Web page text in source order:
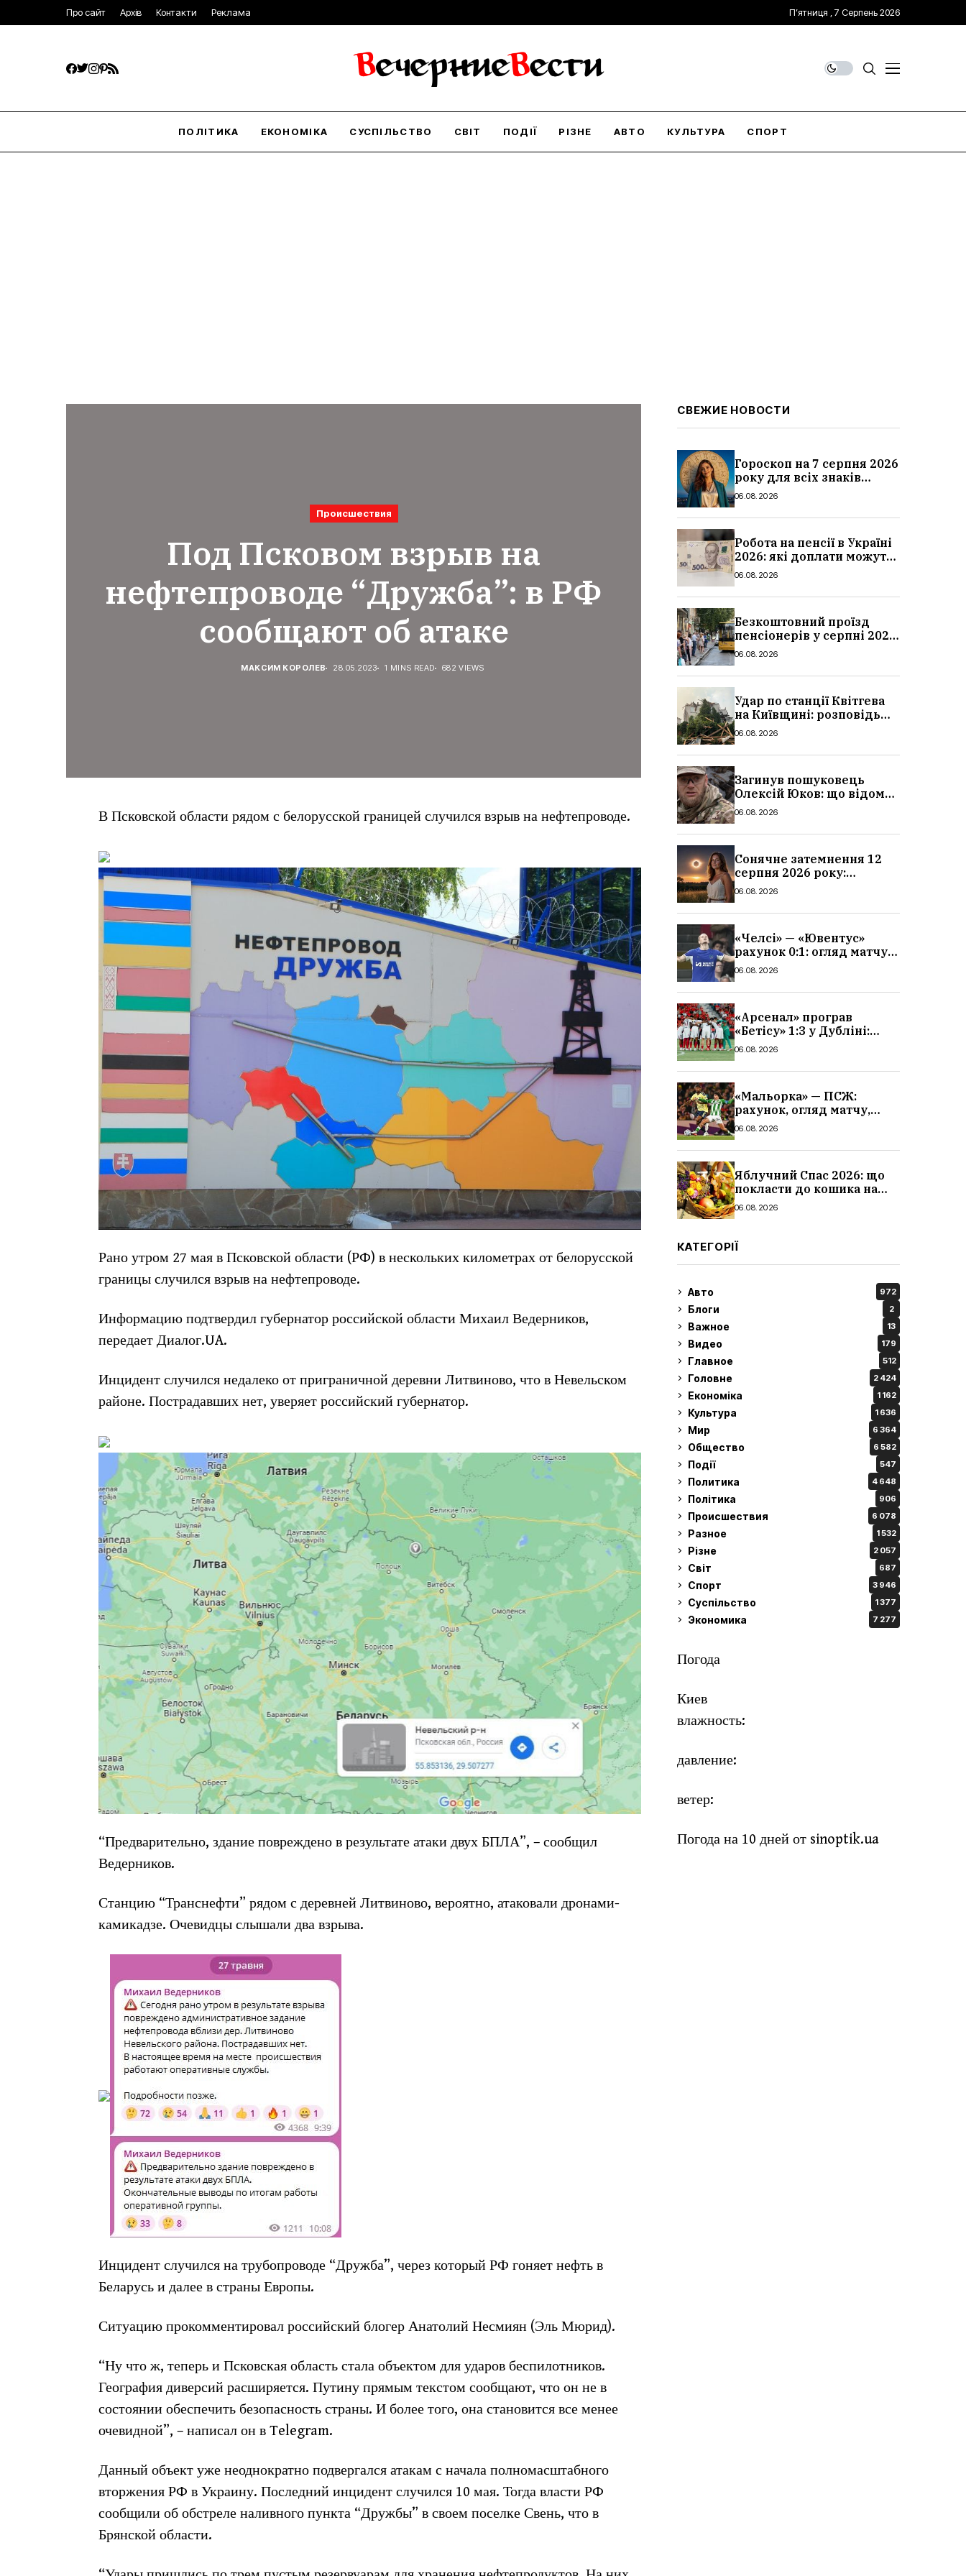
Про сайт Архів Контакти Реклама П’ятниця , 7 Серпень 2026
ПОЛІТИКА ЕКОНОМІКА СУСПІЛЬСТВО СВІТ ПОДІЇ РІЗНЕ АВТО КУЛЬТУРА СПОРТ
Происшествия
Под Псковом взрыв на
нефтепроводе “Дружба”: в РФ
сообщают об атаке
МАКСИМ КОРОЛЕВ 28.05.2023 1 MINS READ 682 VIEWS
​В Псковской области рядом с белорусской границей случился взрыв на нефтепроводе.
Рано утром 27 мая в Псковской области (РФ) в нескольких километрах от белорусской
границы случился взрыв на нефтепроводе.
Информацию подтвердил губернатор российской области Михаил Ведерников,
передает Диалог.UA.
Инцидент случился недалеко от приграничной деревни Литвиново, что в Невельском
районе. Пострадавших нет, уверяет российский губернатор.
“Предварительно, здание повреждено в результате атаки двух БПЛА”, – сообщил
Ведерников.
Станцию “Транснефти” рядом с деревней Литвиново, вероятно, атаковали дронами-
камикадзе. Очевидцы слышали два взрыва.
Инцидент случился на трубопроводе “Дружба”, через который РФ гоняет нефть в
Беларусь и далее в страны Европы.
Ситуацию прокомментировал российский блогер Анатолий Несмиян (Эль Мюрид).
“Ну что ж, теперь и Псковская область стала объектом для ударов беспилотников.
География диверсий расширяется. Путину прямым текстом сообщают, что он не в
состоянии обеспечить безопасность страны. И более того, она становится все менее
очевидной”, – написал он в Telegram.
Данный объект уже неоднократно подвергался атакам с начала полномасштабного
вторжения РФ в Украину. Последний инцидент случился 10 мая. Тогда власти РФ
сообщили об обстреле наливного пункта “Дружбы” в своем поселке Свень, что в
Брянской области.
СВЕЖИЕ НОВОСТИ
Гороскоп на 7 серпня 2026
року для всіх знаків
зодіаку: кому пощастить у
06.08.2026
Робота на пенсії в Україні
2026: які доплати можуть
скасувати, про що
06.08.2026
Безкоштовний проїзд
пенсіонерів у серпні 2026
в Україні: де діє пільга,
06.08.2026
Удар по станції Квітгева
на Київщині: розповідь
очевидців, як вісім людей
сталося
06.08.2026
Загинув пошуковець
Олексій Юков: що відомо
про його роботу, хто він
06.08.2026
Сонячне затемнення 12
серпня 2026 року:
гороскоп, кому із знаків
06.08.2026
«Челсі» — «Ювентус»
рахунок 0:1: огляд матчу
та вихід Мудрика
06.08.2026
«Арсенал» програв
«Бетісу» 1:3 у Дубліні:
огляд матчу та всі голи
06.08.2026
«Мальорка» — ПСЖ:
рахунок, огляд матчу,
голи та склад парижан
06.08.2026
Яблучний Спас 2026: що
покласти до кошика на
освячення, які фрукти,
06.08.2026
КАТЕГОРІЇ
Авто 972
Блоги 2
Важное 13
Видео 179
Главное 512
Головне 2 424
Економіка 1 162
Культура 1 636
Мир 6 364
Общество 6 582
Події 547
Политика 4 648
Політика 906
Происшествия 6 078
Разное 1 532
Різне 2 057
Світ 687
Спорт 3 946
Суспільство 1 377
Экономика 7 277
Погода
Киев
влажность:
давление:
ветер:
Погода на 10 дней от sinoptik.ua